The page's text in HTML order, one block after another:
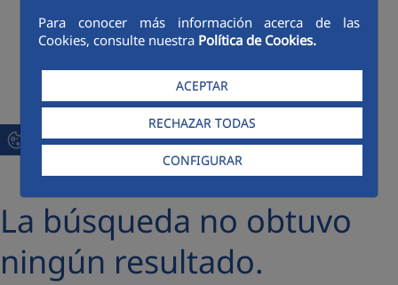
Para conocer más información acerca de las
Cookies, consulte nuestra Política de Cookies.
ACEPTAR
RECHAZAR TODAS
CONFIGURAR
Filtro de búsqueda
Texto
BUSCAR
La búsqueda no obtuvo
ningún resultado.